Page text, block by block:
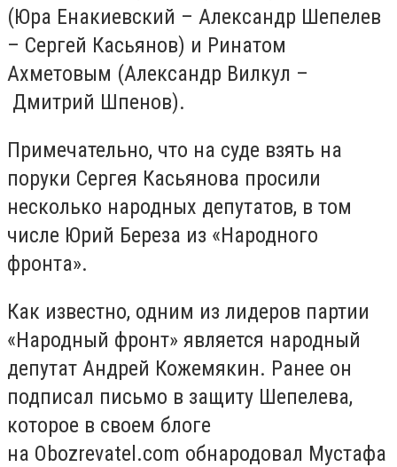
(Юра Енакиевский – Александр Шепелев
– Сергей Касьянов) и Ринатом
Ахметовым (Александр Вилкул –
Дмитрий Шпенов).
Примечательно, что на суде взять на
поруки Сергея Касьянова просили
несколько народных депутатов, в том
числе Юрий Береза из «Народного
фронта».
Как известно, одним из лидеров партии
«Народный фронт» является народный
депутат Андрей Кожемякин. Ранее он
подписал письмо в защиту Шепелева,
которое в своем блоге
на Obozrevatel.com обнародовал Мустафа